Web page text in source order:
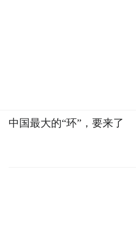
中国最大的“环”，要来了